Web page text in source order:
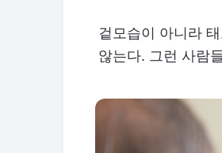
겉모습이 아니라
않는다. 그런 사람